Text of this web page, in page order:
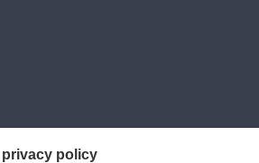
privacy policy